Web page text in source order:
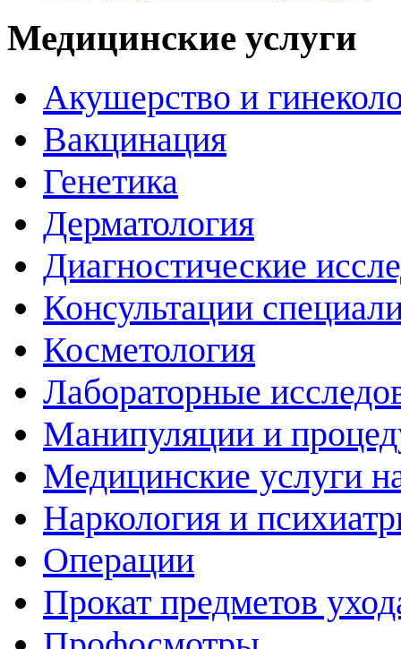
Медицинские услуги
Акушерство и
Вакцинация
Генетика
Дерматология
Диагностические
Консультации
Косметология
Лабораторные
Манипуляции и
Медицинские услуги
Наркология и
Операции
Прокат предметов